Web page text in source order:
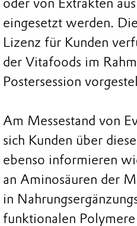
oder von Extrakten
eingesetzt werden.
Lizenz für Kunden
der Vitafoods im
Postersession
Am Messestand von
sich Kunden über
ebenso informieren
an Aminosäuren der
in
funktionalen